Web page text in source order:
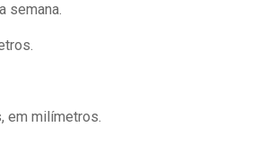
semana.
em milímetros.